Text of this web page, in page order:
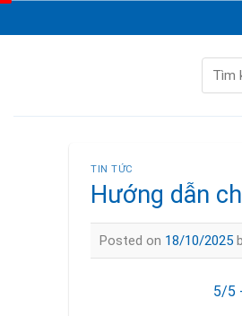
to
kiếm:
TIN TỨC
Hướng dẫn
Posted on 18/10/2025
5/5